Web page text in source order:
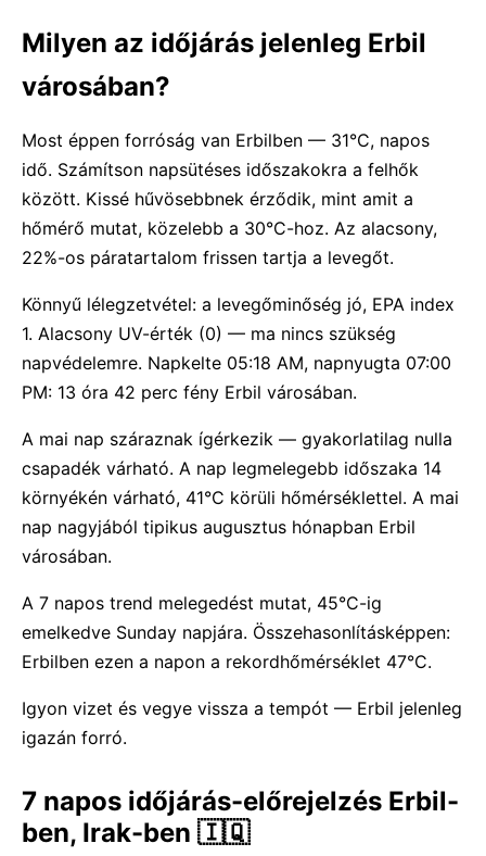
Milyen az időjárás jelenleg Erbil
városában?
Most éppen forróság van Erbilben — 31°C, napos
idő. Számítson napsütéses időszakokra a felhők
között. Kissé hűvösebbnek érződik, mint amit a
hőmérő mutat, közelebb a 30°C-hoz. Az alacsony,
22%-os páratartalom frissen tartja a levegőt.
Könnyű lélegzetvétel: a levegőminőség jó, EPA index
1. Alacsony UV-érték (0) — ma nincs szükség
napvédelemre. Napkelte 05:18 AM, napnyugta 07:00
PM: 13 óra 42 perc fény Erbil városában.
A mai nap száraznak ígérkezik — gyakorlatilag nulla
csapadék várható. A nap legmelegebb időszaka 14
környékén várható, 41°C körüli hőmérséklettel. A mai
nap nagyjából tipikus augusztus hónapban Erbil
városában.
A 7 napos trend melegedést mutat, 45°C-ig
emelkedve Sunday napjára. Összehasonlításképpen:
Erbilben ezen a napon a rekordhőmérséklet 47°C.
Igyon vizet és vegye vissza a tempót — Erbil jelenleg
igazán forró.
7 napos időjárás-előrejelzés Erbil-
ben, Irak-ben 🇮🇶